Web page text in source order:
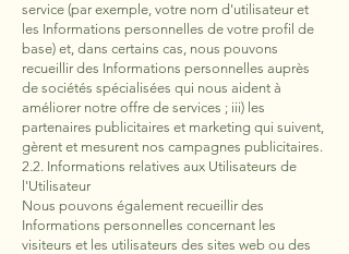
service (par exemple, votre nom d'utilisateur et
les Informations personnelles de votre profil de
base) et, dans certains cas, nous pouvons
recueillir des Informations personnelles auprès
de sociétés spécialisées qui nous aident à
améliorer notre offre de services ; iii) les
partenaires publicitaires et marketing qui suivent,
gèrent et mesurent nos campagnes publicitaires.
2.2. Informations relatives aux Utilisateurs de
l'Utilisateur
Nous pouvons également recueillir des
Informations personnelles concernant les
visiteurs et les utilisateurs des sites web ou des